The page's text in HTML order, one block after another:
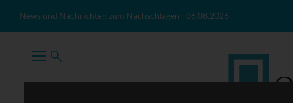
News und Nachrichten zum Nachschlagen - 06.08.2026